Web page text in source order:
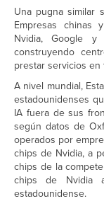
Una pugna similar
Empresas chinas
Nvidia, Google y
construyendo
prestar servicios en
A nivel mundial,
estadounidenses
IA fuera de sus
según datos de
operados por
chips de Nvidia, a
chips de la
chips de Nvidia
estadounidense.